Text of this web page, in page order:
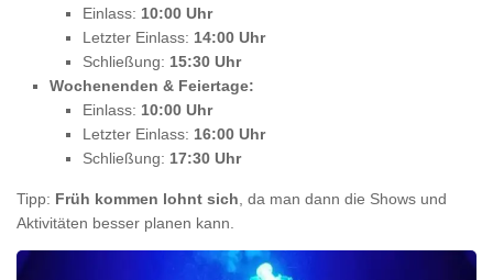
Einlass: 10:00 Uhr
Letzter Einlass: 14:00 Uhr
Schließung: 15:30 Uhr
Wochenenden & Feiertage:
Einlass: 10:00 Uhr
Letzter Einlass: 16:00 Uhr
Schließung: 17:30 Uhr
Tipp: Früh kommen lohnt sich, da man dann die Shows und
Aktivitäten besser planen kann.